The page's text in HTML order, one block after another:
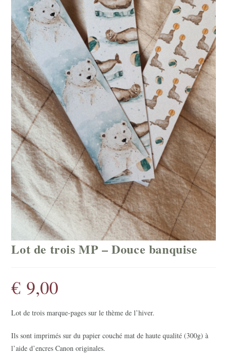
Lot de trois MP – Douce banquise
€ 9,00
Lot de trois marque-pages sur le thème de l’hiver.
Ils sont imprimés sur du papier couché mat de haute qualité (300g) à
l’aide d’encres Canon originales.